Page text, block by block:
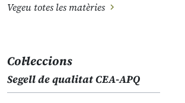
Vegeu totes les matèries
Col·leccions
Segell de qualitat CEA-APQ